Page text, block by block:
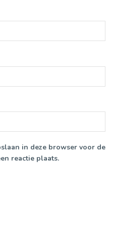
in deze browser voor de
reactie plaats.